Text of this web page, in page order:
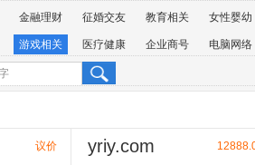
金融理财 征婚交友 教育相关 女性婴幼
游戏相关 医疗健康 企业商号 电脑网络
议价 yriy.com